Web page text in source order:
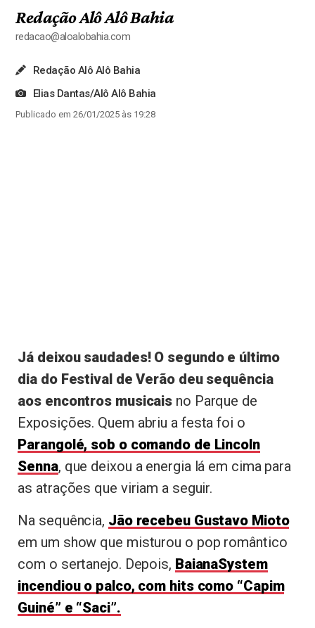
Redação Alô Alô Bahia
redacao@aloalobahia.com
Redação Alô Alô Bahia
Elias Dantas/Alô Alô Bahia
Publicado em 26/01/2025 às 19:28
Já deixou saudades! O segundo e último
dia do Festival de Verão deu sequência
aos encontros musicais no Parque de
Exposições. Quem abriu a festa foi o
Parangolé, sob o comando de Lincoln
Senna, que deixou a energia lá em cima para
as atrações que viriam a seguir.
Na sequência, Jão recebeu Gustavo Mioto
em um show que misturou o pop romântico
com o sertanejo. Depois, BaianaSystem
incendiou o palco, com hits como “Capim
Guiné” e “Saci”.